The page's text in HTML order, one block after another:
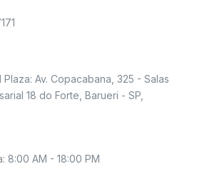
Av. Copacabana, 325 - Salas
18 do Forte, Barueri - SP,
8:00 AM - 18:00 PM